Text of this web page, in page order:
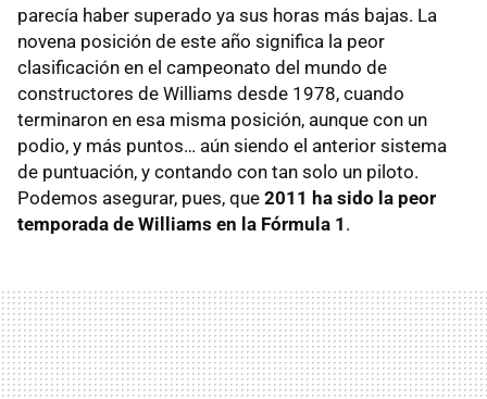
parecía haber superado ya sus horas más bajas. La
novena posición de este año significa la peor
clasificación en el campeonato del mundo de
constructores de Williams desde 1978, cuando
terminaron en esa misma posición, aunque con un
podio, y más puntos… aún siendo el anterior sistema
de puntuación, y contando con tan solo un piloto.
Podemos asegurar, pues, que 2011 ha sido la peor
temporada de Williams en la Fórmula 1 .